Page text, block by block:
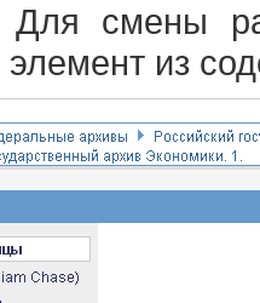
Для смены
из